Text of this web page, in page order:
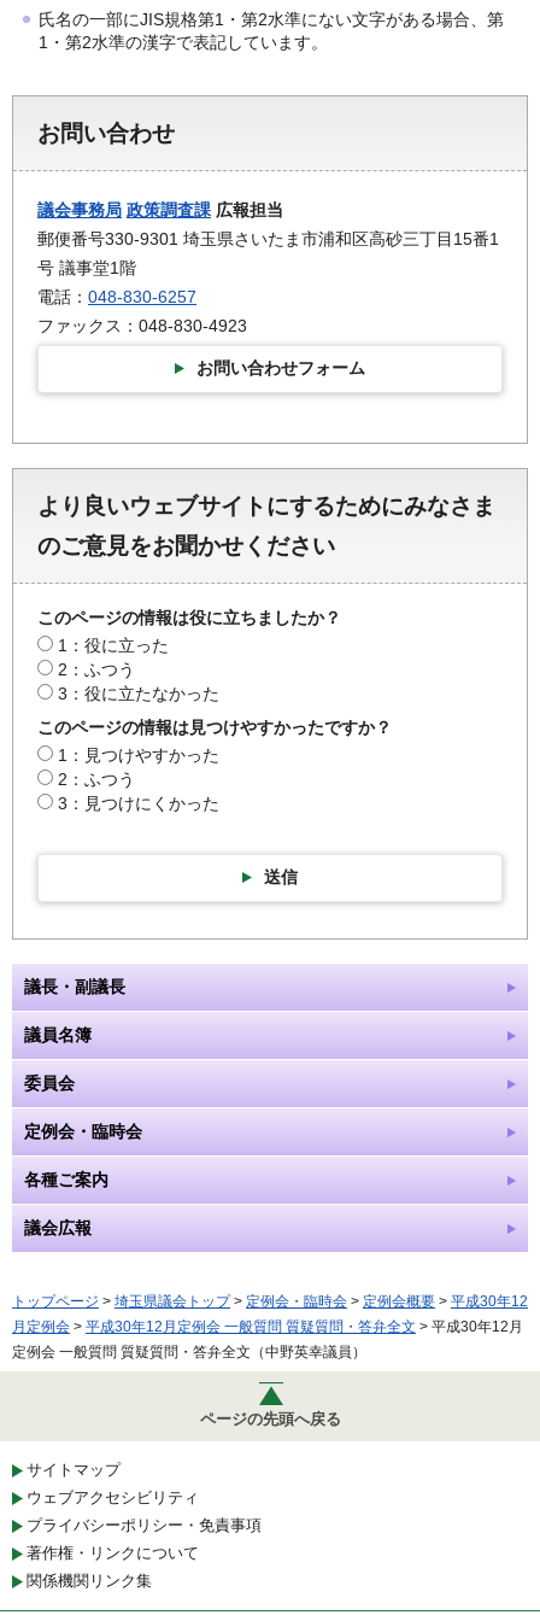
氏名の一部にJIS規格第1・第2水準にない文字がある場合、第
1・第2水準の漢字で表記しています。
お問い合わせ
議会事務局 政策調査課 広報担当
郵便番号330-9301 埼玉県さいたま市浦和区高砂三丁目15番1
号 議事堂1階
電話： 048-830-6257
ファックス：048-830-4923
お問い合わせフォーム
より良いウェブサイトにするためにみなさま
のご意見をお聞かせください
このページの情報は役に立ちましたか？
1：役に立った
2：ふつう
3：役に立たなかった
このページの情報は見つけやすかったですか？
1：見つけやすかった
2：ふつう
3：見つけにくかった
送信
議長・副議長
議員名簿
委員会
定例会・臨時会
各種ご案内
議会広報
トップページ > 埼玉県議会トップ> 定例会・臨時会 > 定例会概要 > 平成30年12
月定例会 > 平成30年12月定例会 一般質問 質疑質問・答弁全文 > 平成30年12月
定例会 一般質問 質疑質問・答弁全文（中野英幸議員）
ページの先頭へ戻る
サイトマップ
ウェブアクセシビリティ
プライバシーポリシー・免責事項
著作権・リンクについて
関係機関リンク集